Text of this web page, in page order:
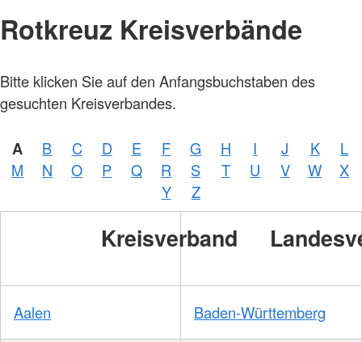
Rotkreuz Kreisverbände
Bitte klicken Sie auf den Anfangsbuchstaben des
gesuchten Kreisverbandes.
A B C D E F G H I J K
L
M
N O P Q R S T U V W
X
Y
Z
Kreisverband
Aalen Baden-Württemberg
Foto:
Zelck /
GmbH